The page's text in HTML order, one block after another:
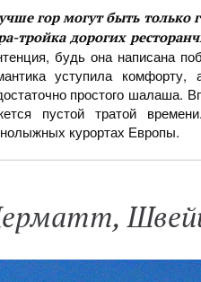
гор могут быть только
тройка дорогих
будь она написана
уступила
простого шалаша.
пустой тратой
курортах Европы.